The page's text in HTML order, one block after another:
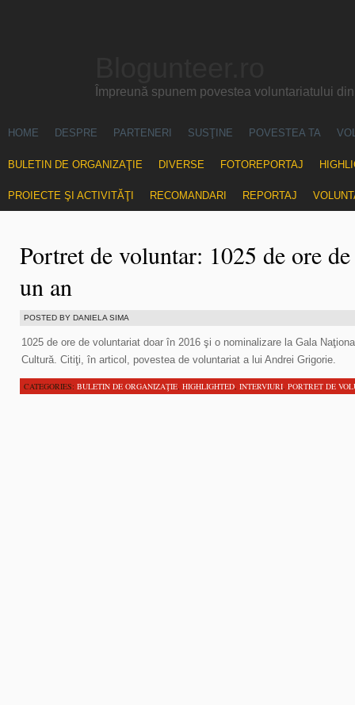
Împreună spunem povestea voluntariatului
HOME DESPRE PARTENERI SUSŢINE POVESTEA TA
BULETIN DE ORGANIZAŢIE DIVERSE FOTOREPORTAJ
PROIECTE ŞI ACTIVITĂŢI RECOMANDARI REPORTAJ
Portret de voluntar: 1025 de ore
un an
POSTED BY DANIELA SIMA
1025 de ore de voluntariat doar în 2016 şi o nominalizare la Gala
Cultură. Citiţi, în articol, povestea de voluntariat a lui Andrei Grigorie.
CATEGORIES: BULETIN DE ORGANIZAŢIE, HIGHLIGHTED, INTERVIURI, PORTRET DE